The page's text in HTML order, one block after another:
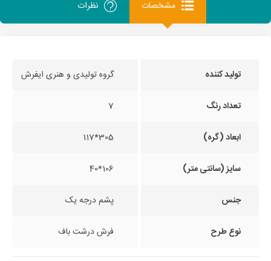
مشخصات نظرات
تولید کننده گروه تولیدی و هنری ایفرش
تعداد رنگ 7
ابعاد (گره) 305*117
سایز (سانتی متر) 106*40
جنس پشم درجه یک
نوع طرح فرش درشت باف